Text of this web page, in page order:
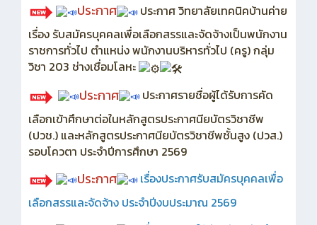
ประกาศ
ประกาศ วิทยาลัยเทคนิคบ้านค่าย
เรื่อง รับสมัครบุคคลเพื่อเลือกสรรและจัดจ้างเป็นพนักงาน
ราชการทั่วไป ตำแหน่ง พนักงานบริหารทั่วไป (ครู) กลุ่ม
วิชา 203 ช่างเชื่อมโลหะ
ประกาศ
ประกาศรายชื่อผู้ได้รับการคัด
เลือกเข้าศึกษาต่อในหลักสูตรประกาศนียบัตรวิชาชีพ
(ปวช.) และหลักสูตรประกาศนียบัตรวิชาชีพชั้นสูง (ปวส.)
รอบโควตา ประจำปีการศึกษา 2569
ประกาศ เรื่องประกาศรับสมัครบุคคลเพื่อ
เลือกสรรและจัดจ้าง ประจำปีงบประมาณ 2569